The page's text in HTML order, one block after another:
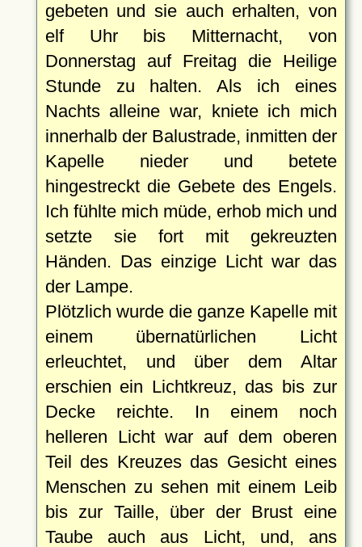
gebeten und sie auch erhalten, von
elf Uhr bis Mitternacht, von
Donnerstag auf Freitag die Heilige
Stunde zu halten. Als ich eines
Nachts alleine war, kniete ich mich
innerhalb der Balustrade, inmitten der
Kapelle nieder und betete
hingestreckt die Gebete des Engels.
Ich fühlte mich müde, erhob mich und
setzte sie fort mit gekreuzten
Händen. Das einzige Licht war das
der Lampe.
Plötzlich wurde die ganze Kapelle mit
einem übernatürlichen Licht
erleuchtet, und über dem Altar
erschien ein Lichtkreuz, das bis zur
Decke reichte. In einem noch
helleren Licht war auf dem oberen
Teil des Kreuzes das Gesicht eines
Menschen zu sehen mit einem Leib
bis zur Taille, über der Brust eine
Taube auch aus Licht, und, ans